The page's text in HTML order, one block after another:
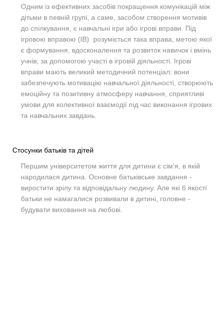
Одним із ефективних засобів покращення комунікацій між
дітьми в певній групі, а саме, засобом створення мотивів
до спілкування, є навчальні ігри або ігрові вправи. Під
ігровою вправою (ІВ) розуміється така вправа, метою якої
є формування, вдосконалення та розвиток навичок і вмінь
учнів, за допомогою участі в ігровій діяльності. Ігрові
вправи мають великий методичний потенціал: вони
забезпечують мотивацію навчальної діяльності, створюють
емоційну та позитивну атмосферу навчання, сприятливі
умови для колективної взаємодії під час виконання ігрових
та навчальних завдань.
Стосунки батьків та дітей
Першим університетом життя для дитини є сім'я, в якій
народилася дитина. Основне батьківське завдання -
виростити зрілу та відповідальну людину. Але які б якості
батьки не намагалися розвивали в дитині, головне -
будувати виховання на любові.